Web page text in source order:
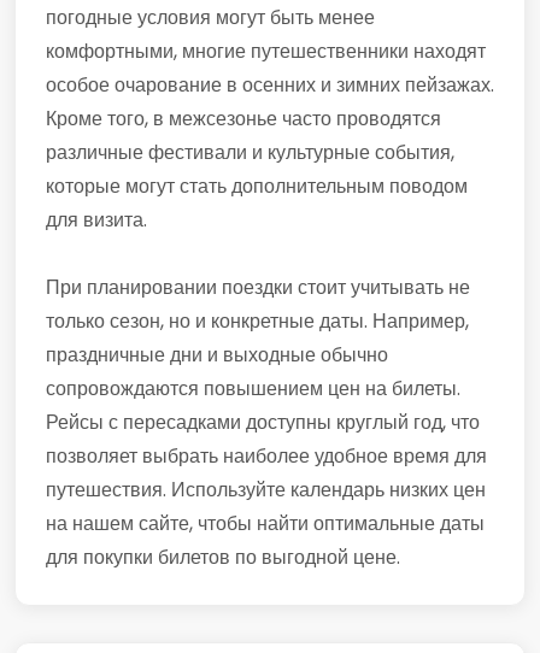
погодные условия могут быть менее
комфортными, многие путешественники находят
особое очарование в осенних и зимних пейзажах.
Кроме того, в межсезонье часто проводятся
различные фестивали и культурные события,
которые могут стать дополнительным поводом
для визита.
При планировании поездки стоит учитывать не
только сезон, но и конкретные даты. Например,
праздничные дни и выходные обычно
сопровождаются повышением цен на билеты.
Рейсы с пересадками доступны круглый год, что
позволяет выбрать наиболее удобное время для
путешествия. Используйте календарь низких цен
на нашем сайте, чтобы найти оптимальные даты
для покупки билетов по выгодной цене.